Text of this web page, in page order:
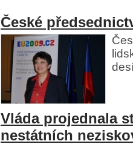
České
Vláda projednala
nestátních